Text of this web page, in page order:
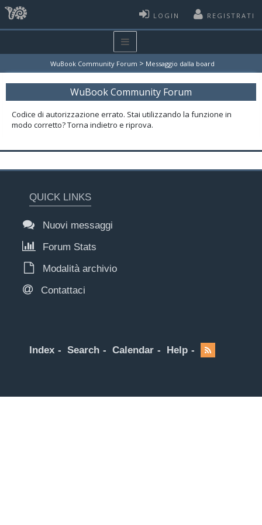
LOGIN REGISTRATI
WuBook Community Forum > Messaggio dalla board
WuBook Community Forum
Codice di autorizzazione errato. Stai utilizzando la funzione in
modo corretto? Torna indietro e riprova.
QUICK LINKS
Nuovi messaggi
Forum Stats
Modalità archivio
Contattaci
Index Search Calendar Help